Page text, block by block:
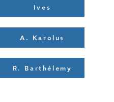
Ives
A. Karolus
R. Barthélemy